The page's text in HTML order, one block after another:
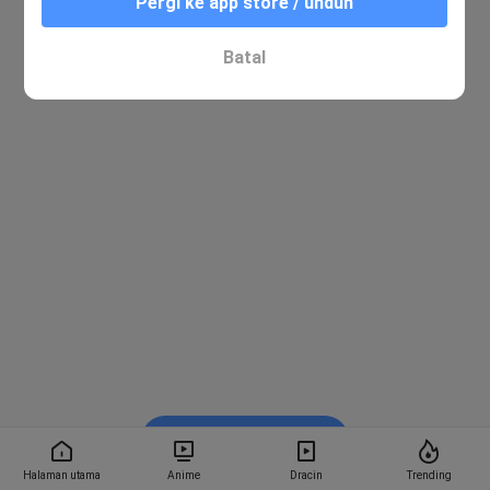
Halaman utama Anime Dracin Trending
Nonton di Bstation
Batal